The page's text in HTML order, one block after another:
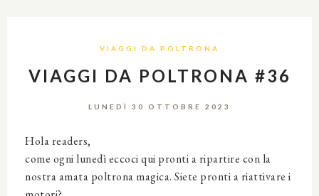
VIAGGI DA POLTRONA
VIAGGI DA POLTRONA #36
LUNEDÌ 30 OTTOBRE 2023
Hola readers,
come ogni lunedì eccoci qui pronti a ripartire con la
nostra amata poltrona magica. Siete pronti a riattivare i